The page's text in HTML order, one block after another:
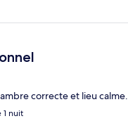
correcte et lieu calme.
1 nuit